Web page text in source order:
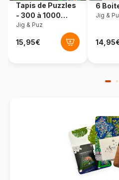
Dimensions
Tapis de Puzzles
- 300 à 1000
pièces
Jig & Puz
6
Jig &